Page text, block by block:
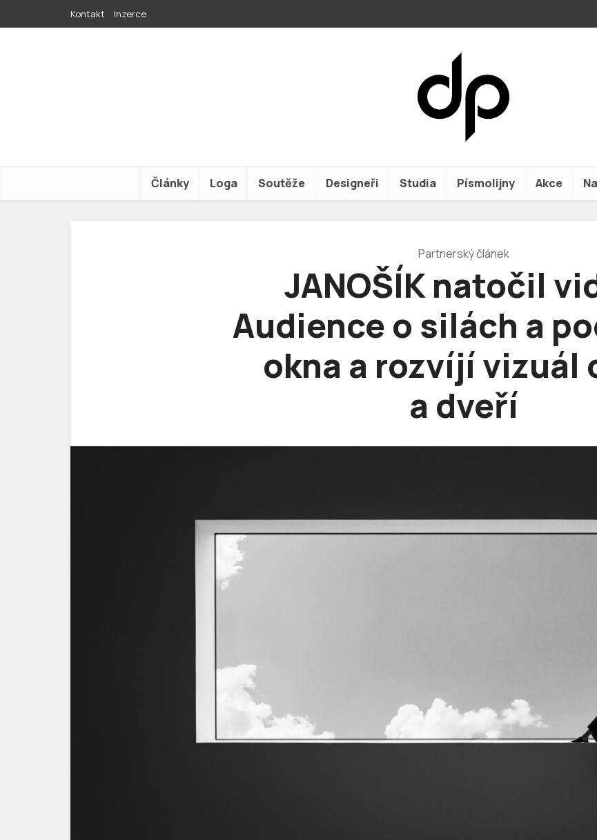
Kontakt Inzerce
Články Loga Soutěže Designeři Studia Písmolijny Akce
Partnerský článek
JANOŠÍK natočil
Audience o silách a
okna a rozvíjí vizuál
a dveří